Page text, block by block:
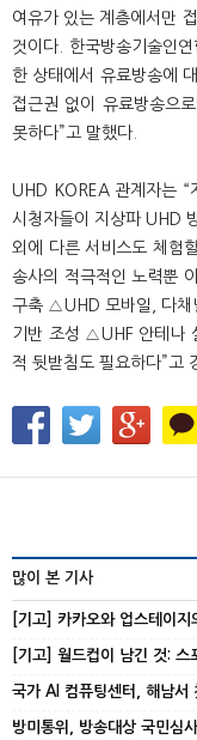
여유가 있는 계층에서만
것이다. 한국방송기술인
한 상태에서 유료방송에
접근권 없이 유료방송으
못하다”고 말했다.
UHD KOREA 관계자는 “
시청자들이 지상파 UHD
외에 다른 서비스도 체험
송사의 적극적인 노력뿐
구축 △UHD 모바일, 다채
기반 조성 △UHF 안테나
적 뒷받침도 필요하다”고
많이 본 기사
[기고] 카카오와 업스테이
[기고] 월드컵이 남긴 것: 스
국가 AI 컴퓨팅센터, 해남서
방미통위, 방송대상 국민